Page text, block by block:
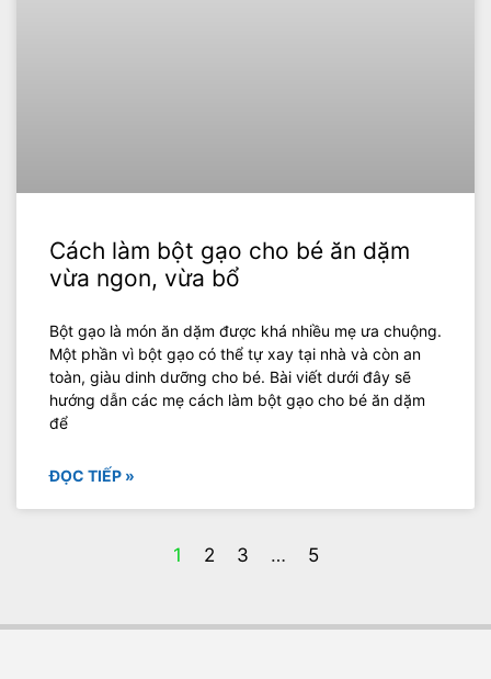
Cách làm bột gạo cho bé ăn dặm
vừa ngon, vừa bổ
Bột gạo là món ăn dặm được khá nhiều mẹ ưa chuộng.
Một phần vì bột gạo có thể tự xay tại nhà và còn an
toàn, giàu dinh dưỡng cho bé. Bài viết dưới đây sẽ
hướng dẫn các mẹ cách làm bột gạo cho bé ăn dặm
để
ĐỌC TIẾP »
1 2 3 … 5